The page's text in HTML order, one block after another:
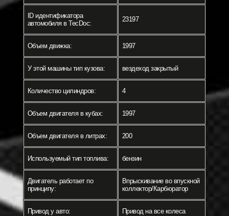
ID идентификатора
автомобиля в TecDoc:
23197
Объем движка: 1997
У этой машины тип кузова: вездеход закрытый
Количество цилиндров: 4
Объем двигателя в кубах: 1997
Объем двигателя в литрах: 200
Используемый тип топлива: бензин
Двигатель работает по
принципу:
Впрыскивание во впускной
коллектор/Карбюратор
Привод у авто: Привод на все колеса